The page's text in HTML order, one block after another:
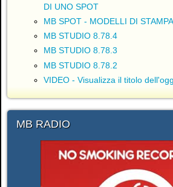
DI UNO SPOT
MB SPOT - MODELLI DI STAMPA
MB STUDIO 8.78.4
MB STUDIO 8.78.3
MB STUDIO 8.78.2
VIDEO - Visualizza il titolo
MB RADIO